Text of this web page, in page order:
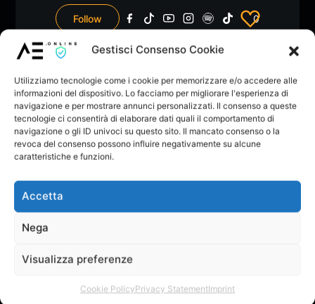
Gestisci Consenso Cookie
Utilizziamo tecnologie come i cookie per memorizzare e/o accedere alle
informazioni del dispositivo. Lo facciamo per migliorare l'esperienza di
navigazione e per mostrare annunci personalizzati. Il consenso a queste
tecnologie ci consentirà di elaborare dati quali il comportamento di
navigazione o gli ID univoci su questo sito. Il mancato consenso o la
revoca del consenso possono influire negativamente su alcune
caratteristiche e funzioni.
Accetta
Nega
Visualizza preferenze
Cookie PolicyPrivacy StatementImprint
Follow 0
Dona
Vota
Playlists Likes